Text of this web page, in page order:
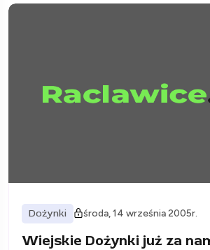
Dożynki środa, 14 września 2005r.
Wiejskie Dożynki już za